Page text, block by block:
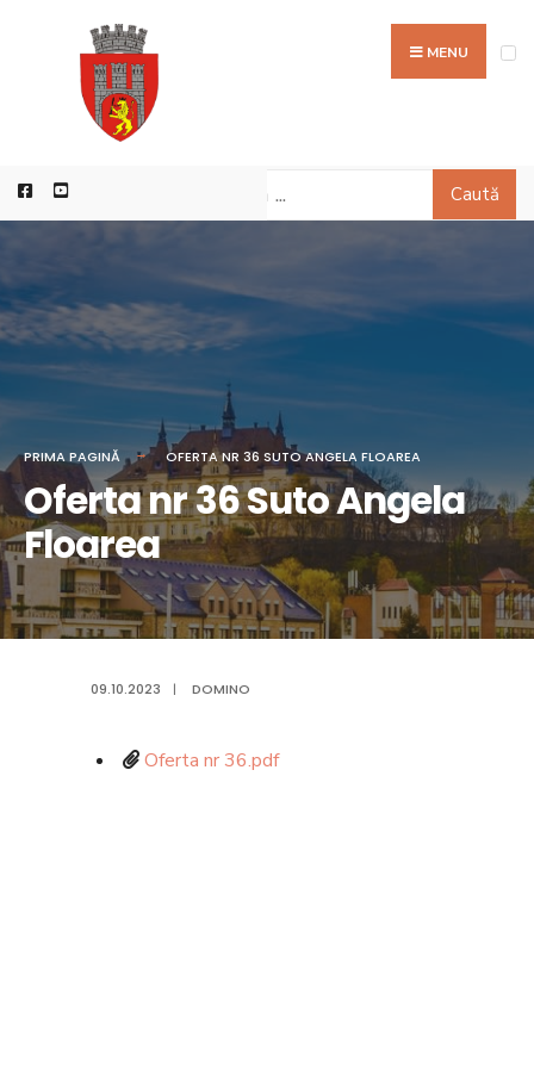
MENU
Caută
PRIMA PAGINĂ OFERTA NR 36 SUTO ANGELA FLOAREA
Oferta nr 36 Suto Angela
Floarea
09.10.2023 | DOMINO
Oferta nr 36.pdf